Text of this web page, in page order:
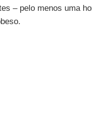
– pelo menos uma